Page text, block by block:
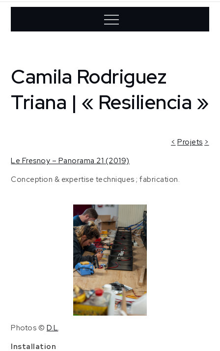
Home
Creative
support
Le Fresnoy
Triana |
« Resiliencia »
Camila Rodriguez
Triana | « Resiliencia »
< Projets >
Le Fresnoy – Panorama 21 (2019)
Conception & expertise techniques ; fabrication.
Photos © D.L.
Installation